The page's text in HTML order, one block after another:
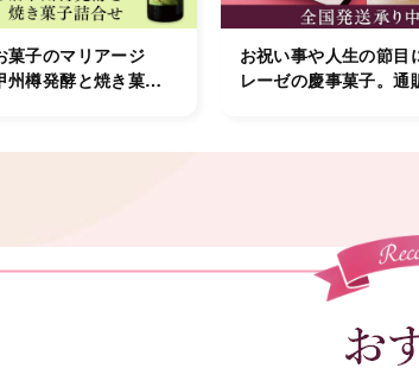
菓子のマリアージ
州樽発酵と焼き菓子
お祝い事や人生の節目
レーゼの慶事菓子。通